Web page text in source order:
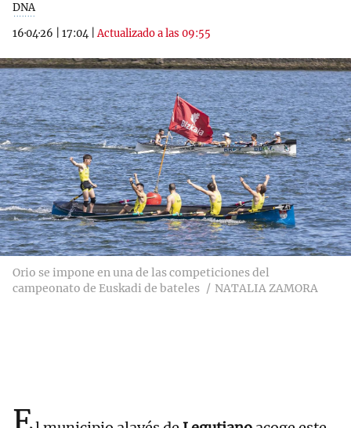
DNA
16·04·26
17:04 |Actualizado a las 09:55
Orio se impone en una de las competiciones del
campeonato de Euskadi de bateles
NATALIA ZAMORA